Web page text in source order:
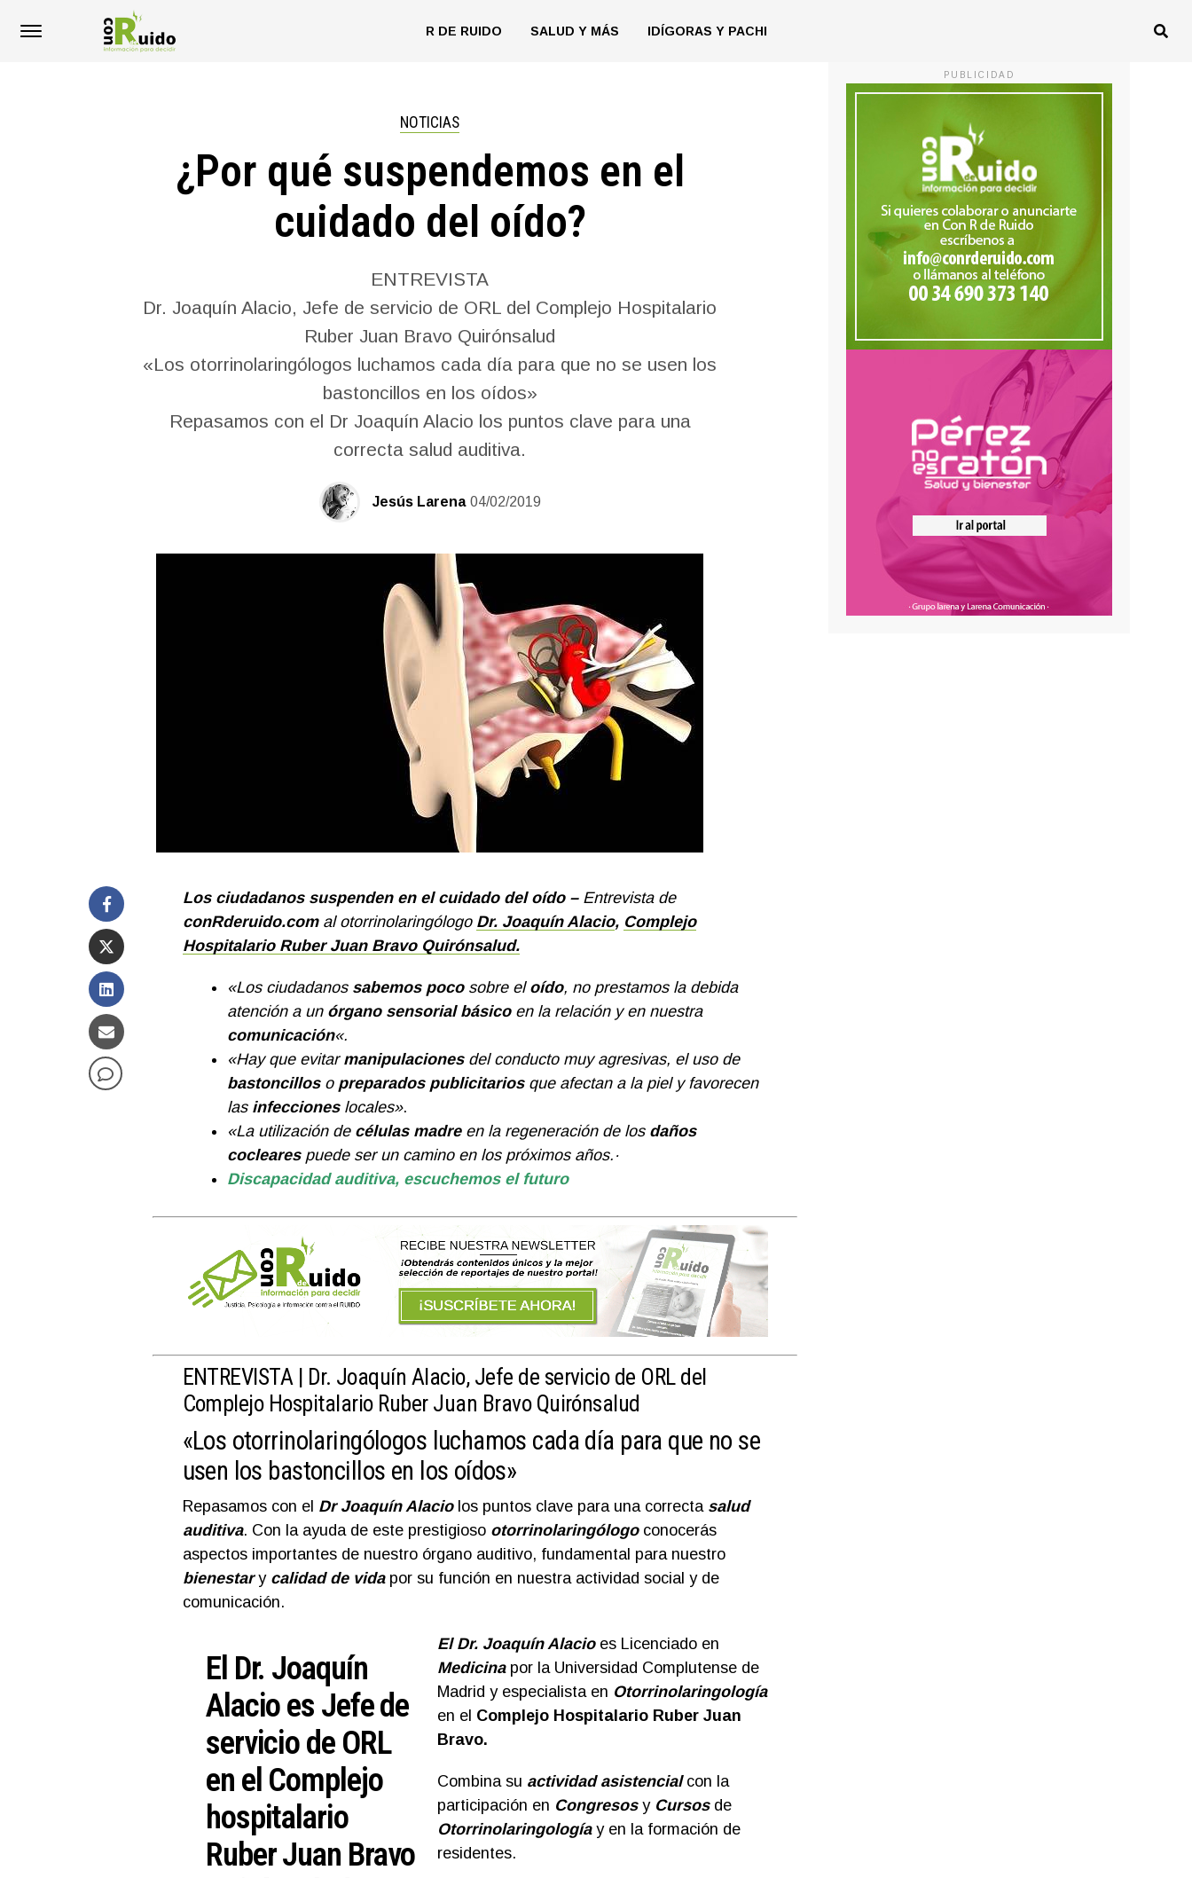
R DE RUIDO SALUD Y MÁS IDÍGORAS Y PACHI
NOTICIAS
¿Por qué suspendemos en el
cuidado del oído?
ENTREVISTA
Dr. Joaquín Alacio, Jefe de servicio de ORL del Complejo Hospitalario
Ruber Juan Bravo Quirónsalud
«Los otorrinolaringólogos luchamos cada día para que no se usen los
bastoncillos en los oídos»
Repasamos con el Dr Joaquín Alacio los puntos clave para una
correcta salud auditiva.
Jesús Larena 04/02/2019
Los ciudadanos suspenden en el cuidado del oído – Entrevista de
conRderuido.com al otorrinolaringólogo Dr. Joaquín Alacio, Complejo
Hospitalario Ruber Juan Bravo Quirónsalud.
«Los ciudadanos sabemos pocosobre el oído, no prestamos la debida
atención a un órgano sensorial básicoen la relación y en nuestra
comunicación«.
«Hay que evitar manipulaciones del conducto muy agresivas, el uso de
bastoncilloso preparados publicitariosque afectan a la piel y favorecen
las infeccioneslocales».
«La utilización de células madreen la regeneración de los daños
coclearespuede ser un camino en los próximos años.·
Discapacidad auditiva, escuchemos el futuro
ENTREVISTA | Dr. Joaquín Alacio, Jefe de servicio de ORL del
Complejo Hospitalario Ruber Juan Bravo Quirónsalud
«Los otorrinolaringólogos luchamos cada día para que no se
usen los bastoncillos en los oídos»
Repasamos con el Dr Joaquín Alaciolos puntos clave para una correcta salud
auditiva. Con la ayuda de este prestigioso otorrinolaringólogoconocerás
aspectos importantes de nuestro órgano auditivo, fundamental para nuestro
bienestar y calidad de vidapor su función en nuestra actividad social y de
comunicación.
El Dr. Joaquín
Alacio es Jefe de
servicio de ORL
en el Complejo
hospitalario
Ruber Juan Bravo
El Dr. Joaquín Alacioes Licenciado en
Medicina por la Universidad Complutense de
Madrid y especialista en Otorrinolaringología
en el Complejo Hospitalario Ruber Juan
Bravo.
Combina su actividad asistencial con la
participación en Congresos y Cursosde
Otorrinolaringología y en la formación de
residentes.
PUBLICIDAD